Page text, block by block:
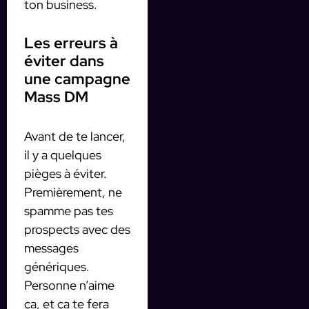
ton business.
Les erreurs à
éviter dans
une campagne
Mass DM
Avant de te lancer,
il y a quelques
pièges à éviter.
Premièrement, ne
spamme pas tes
prospects avec des
messages
génériques.
Personne n’aime
ça, et ça te fera